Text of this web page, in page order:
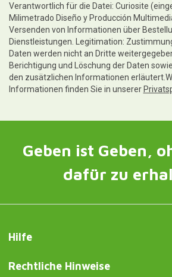
Verantwortlich für die Datei: Curiosite
Milimetrado Diseño y Producción
Versenden von Informationen über
Dienstleistungen. Legitimation:
Daten werden nicht an Dritte
Berichtigung und Löschung der Daten
den zusätzlichen Informationen
Informationen finden Sie in unserer
Geben ist Geben,
dafür zu
Hilfe
Rechtliche Hinweise